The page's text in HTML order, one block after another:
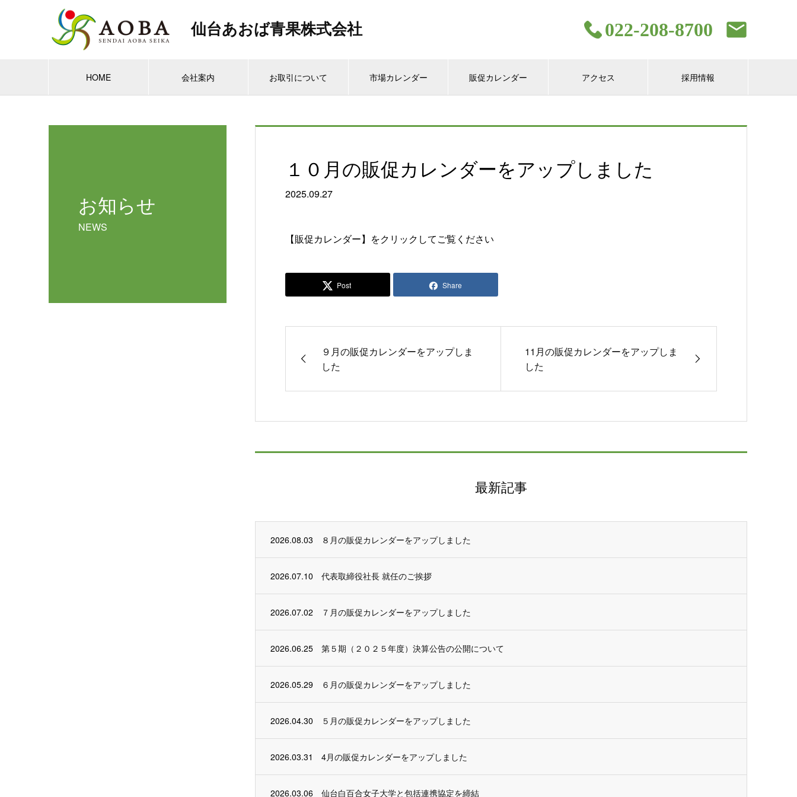
仙台あおば青果株式会社 022-208-8700
HOME 会社案内 お取引について 市場カレンダー 販促カレンダー アクセス 採用情報
お知らせ
NEWS
１０月の販促カレンダーをアップしました
2025.09.27
【販促カレンダー】をクリックしてご覧ください
Post Share
９月の販促カレンダーをアップしま
した
11月の販促カレンダーをアップしま
した
最新記事
2026.08.03 ８月の販促カレンダーをアップしました
2026.07.10 代表取締役社長 就任のご挨拶
2026.07.02 ７月の販促カレンダーをアップしました
2026.06.25 第５期（２０２５年度）決算公告の公開について
2026.05.29 ６月の販促カレンダーをアップしました
2026.04.30 ５月の販促カレンダーをアップしました
2026.03.31 4月の販促カレンダーをアップしました
2026.03.06 仙台白百合女子大学と包括連携協定を締結